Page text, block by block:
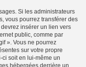
Si les administrateurs
vous pourrez transférer des
insérer un lien vers
public, comme par
». Vous ne pourrez
sur votre propre
soit en lui-même un